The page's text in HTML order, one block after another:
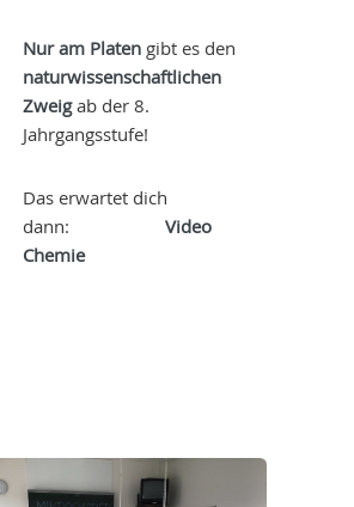
Nur am Platen gibt es den
naturwissenschaftlichen
Zweigab der 8.
Jahrgangsstufe!
Das erwartet dich
dann: Video
Chemie